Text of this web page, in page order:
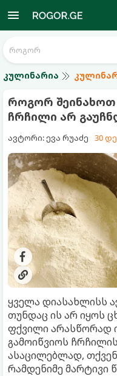
კულინარია
როგორ
ჩრჩილი არ
ავტორი: ევა რუაძე 30
ყველა დიასახლისს
თუნდაც ის არ იყოს
ფქვილი არასწორად
გამოიწვიოს
ასაცილებლად,
რამდენიმე მარტივი